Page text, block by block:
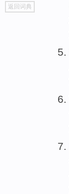
top
返回词典